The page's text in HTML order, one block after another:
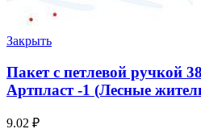
Закрыть
Пакет с петлевой ручкой
Артпласт -1 (Лесные
9.02 ₽